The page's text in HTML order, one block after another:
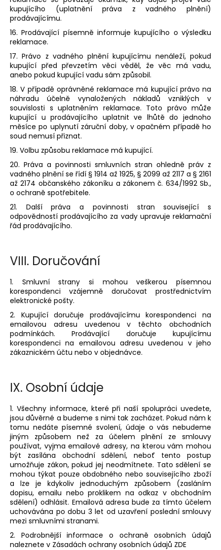
kupujícího (uplatnění práva z vadného plnění)
prodávajícímu.
16. Prodávající písemně informuje kupujícího o výsledku
reklamace.
17. Právo z vadného plnění kupujícímu nenáleží, pokud
kupující před převzetím věci věděl, že věc má vadu,
anebo pokud kupující vadu sám způsobil.
18. V případě oprávněné reklamace má kupující právo na
náhradu účelně vynaložených nákladů vzniklých v
souvislosti s uplatněním reklamace. Toto právo může
kupující u prodávajícího uplatnit ve lhůtě do jednoho
měsíce po uplynutí záruční doby, v opačném případě ho
soud nemusí přiznat.
19. Volbu způsobu reklamace má kupující.
20. Práva a povinnosti smluvních stran ohledně práv z
vadného plnění se řídí § 1914 až 1925, § 2099 až 2117 a § 2161
až 2174 občanského zákoníku a zákonem č. 634/1992 Sb.,
o ochraně spotřebitele.
21. Další práva a povinnosti stran související s
odpovědností prodávajícího za vady upravuje reklamační
řád prodávajícího.
VIII. Doručování
1. Smluvní strany si mohou veškerou písemnou
korespondenci vzájemně doručovat prostřednictvím
elektronické pošty.
2. Kupující doručuje prodávajícímu korespondenci na
emailovou adresu uvedenou v těchto obchodních
podmínkách. Prodávající doručuje kupujícímu
korespondenci na emailovou adresu uvedenou v jeho
zákaznickém účtu nebo v objednávce.
IX. Osobní údaje
1. Všechny informace, které při naší spolupráci uvedete,
jsou důvěrné a budeme s nimi tak zacházet. Pokud nám k
tomu nedáte písemné svolení, údaje o vás nebudeme
jiným způsobem než za účelem plnění ze smlouvy
používat, vyjma emailové adresy, na kterou vám mohou
být zasílána obchodní sdělení, neboť tento postup
umožňuje zákon, pokud jej neodmítnete. Tato sdělení se
mohou týkat pouze obdobného nebo souvisejícího zboží
a lze je kdykoliv jednoduchým způsobem (zasláním
dopisu, emailu nebo proklikem na odkaz v obchodním
sdělení) odhlásit. Emailová adresa bude za tímto účelem
uchovávána po dobu 3 let od uzavření poslední smlouvy
mezi smluvními stranami.
2. Podrobnější informace o ochraně osobních údajů
naleznete v Zásadách ochrany osobních údajů ZDE